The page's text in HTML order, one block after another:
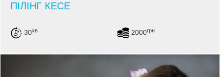
ПІЛІНГ КЕСЕ
30хв 2000грн